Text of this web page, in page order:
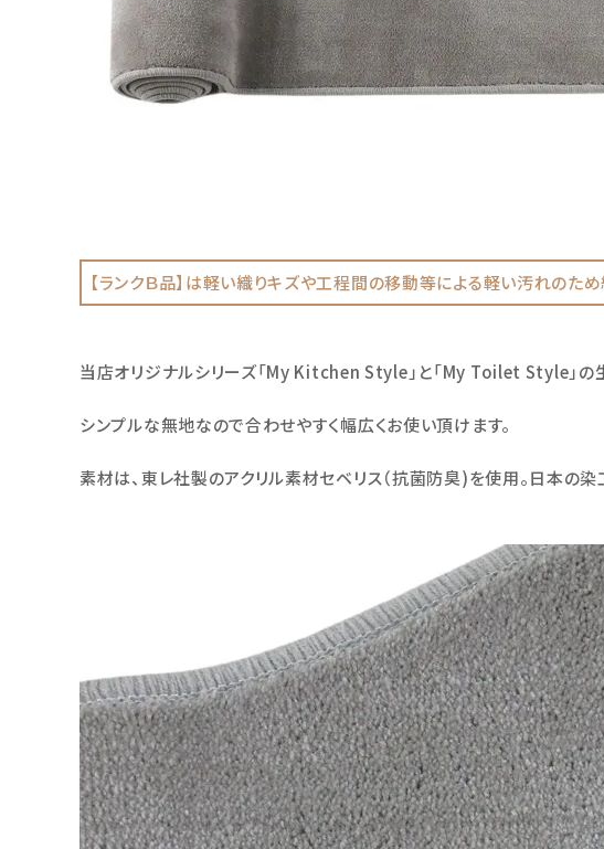
【ランクＢ品】は軽い織りキズや工程間の移動等による軽い汚れのた
当店オリジナルシリーズ「My Kitchen Style」と「My Toilet Style」の
シンプルな無地なので合わせやすく幅広くお使い頂けます。
素材は、東レ社製のアクリル素材セベリス（抗菌防臭)を使用。日本の